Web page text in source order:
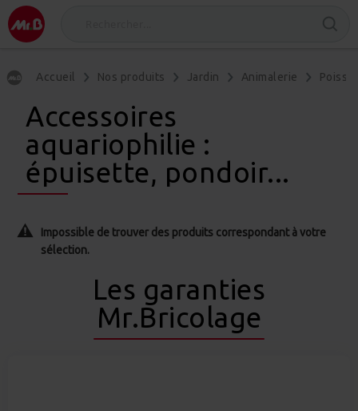
Accueil Nos produits Jardin Animalerie
Accessoires
aquariophilie :
épuisette, pondoir...
Impossible de trouver des produits correspondant à votre
sélection.
Les garanties
Mr.Bricolage